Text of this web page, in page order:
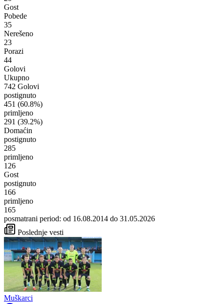
Gost
Pobede
35
Nerešeno
23
Porazi
44
Golovi
Ukupno
742 Golovi
postignuto
451 (60.8%)
primljeno
291 (39.2%)
Domaćin
postignuto
285
primljeno
126
Gost
postignuto
166
primljeno
165
posmatrani period: od 16.08.2014 do 31.05.2026
Poslednje vesti
Muškarci